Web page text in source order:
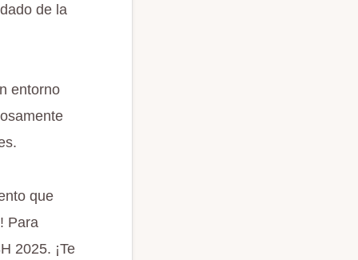
de la
entorno
que
Para
2025. ¡Te